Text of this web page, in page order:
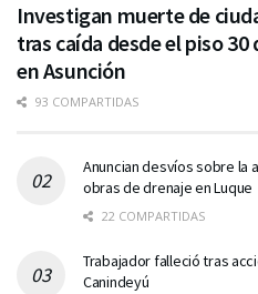
Investigan muerte de
tras caída desde el piso
en Asunción
93 COMPARTIDAS
Anuncian desvíos sobre la
obras de drenaje en Luque
22 COMPARTIDAS
Trabajador falleció tras
Canindeyú